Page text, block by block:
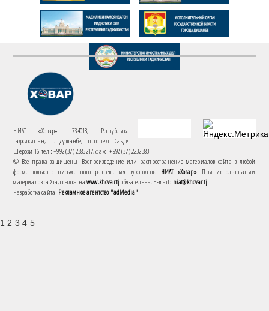
НИАТ «Ховар»: 734018, Республика
Таджикистан, г. Душанбе, проспект Саъди
Шерози 16. тел.: +992 (37) 2385217, факс: +992 (37) 2232383
© Все права защищены. Воспроизведение или распространение материалов сайта в любой
форме только с письменного разрешения руководства НИАТ «Ховар». При использовании
материалов сайта, ссылка наwww.khovar.tjобязательна. E-mail: niat@khovar.tj
Разработка сайта: Рекламное агентство "adMedia"
1 2 3 4 5